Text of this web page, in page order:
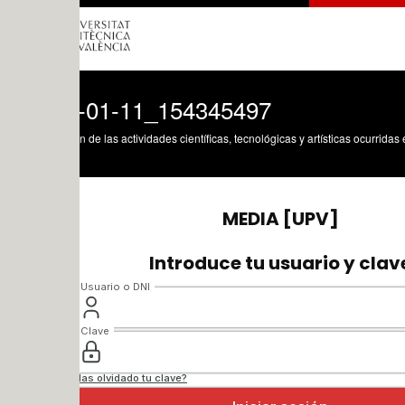
11_154345497
de las actividades científicas, tecnológicas y artísticas ocurridas en los tres